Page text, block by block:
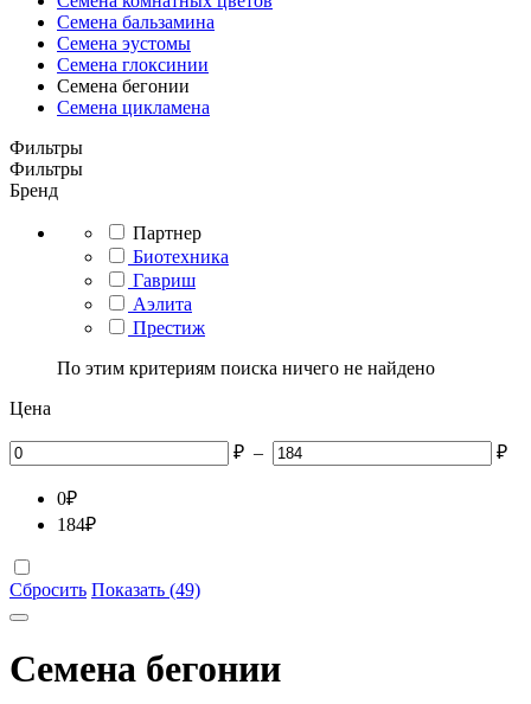
Семена бальзамина
Семена эустомы
Семена глоксинии
Семена бегонии
Семена цикламена
Фильтры
Фильтры
Бренд
Партнер
Биотехника
Гавриш
Аэлита
Престиж
По этим критериям поиска ничего не найдено
Цена
₽ – ₽
0₽
184₽
Сбросить Показать (49)
Семена бегонии